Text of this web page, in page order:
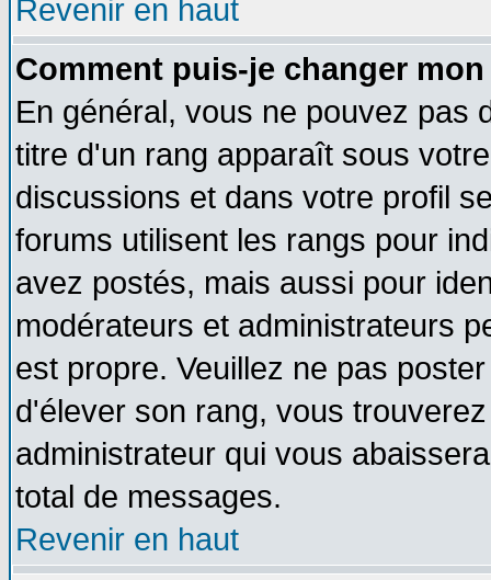
Revenir en haut
Comment puis-je changer
En général, vous ne pouvez pas
titre d'un rang apparaît sous
discussions et dans votre profil
forums utilisent les rangs pour
avez postés, mais aussi pour
modérateurs et administrateurs
est propre. Veuillez ne pas
d'élever son rang, vous
administrateur qui vous
total de messages.
Revenir en haut